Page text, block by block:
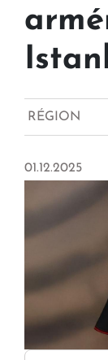
RÉGION
01.12.2025